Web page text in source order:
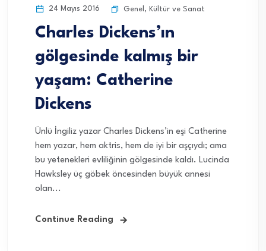
24 Mayıs 2016 Genel , Kültür ve Sanat
Charles Dickens’ın
gölgesinde kalmış bir
yaşam: Catherine
Dickens
Ünlü İngiliz yazar Charles Dickens’in eşi Catherine
hem yazar, hem aktris, hem de iyi bir aşçıydı; ama
bu yetenekleri evliliğinin gölgesinde kaldı. Lucinda
Hawksley üç göbek öncesinden büyük annesi
olan...
Continue Reading